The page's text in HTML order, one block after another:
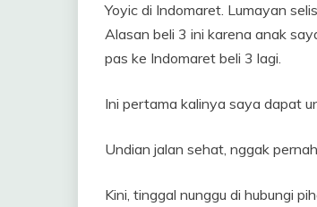
Yoyic di Indomaret. Lumayan
Alasan beli 3 ini karena anak
pas ke Indomaret beli 3 lagi.
Ini pertama kalinya saya dapat
Undian jalan sehat, nggak
Kini, tinggal nunggu di hubungi